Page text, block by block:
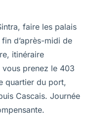
faire les palais
d’après-midi de
itinéraire
prenez le 403
quartier du port,
Cascais. Journée